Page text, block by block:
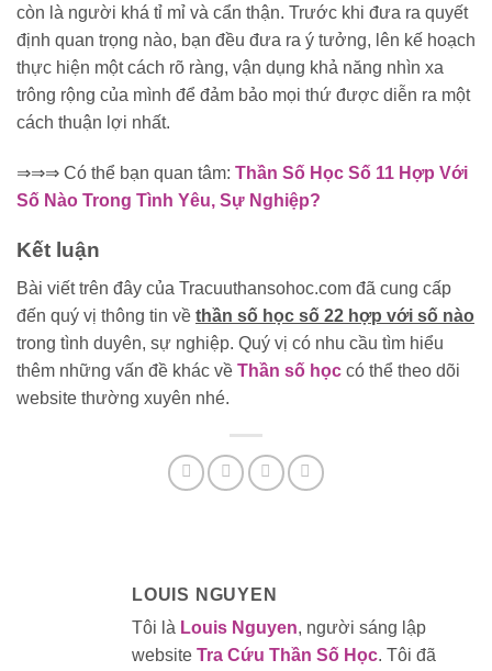
còn là người khá tỉ mỉ và cẩn thận. Trước khi đưa ra quyết
định quan trọng nào, bạn đều đưa ra ý tưởng, lên kế hoạch
thực hiện một cách rõ ràng, vận dụng khả năng nhìn xa
trông rộng của mình để đảm bảo mọi thứ được diễn ra một
cách thuận lợi nhất.
⇒⇒⇒ Có thể bạn quan tâm: Thần Số Học Số 11 Hợp Với
Số Nào Trong Tình Yêu, Sự Nghiệp?
Kết luận
Bài viết trên đây của Tracuuthansohoc.com đã cung cấp
đến quý vị thông tin về thần số học số 22 hợp với số nào
trong tình duyên, sự nghiệp. Quý vị có nhu cầu tìm hiểu
thêm những vấn đề khác về Thần số học có thể theo dõi
website thường xuyên nhé.
LOUIS NGUYEN
Tôi là Louis Nguyen, người sáng lập
website Tra Cứu Thần Số Học. Tôi đã